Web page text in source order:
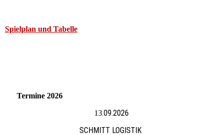
Spielplan und Tabelle
Termine 2026
13.09.2026
SCHMITT LOGISTIK